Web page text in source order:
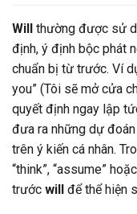
Will
thường được sử
định, ý định bộc phát
chuẩn bị từ trước. Ví
you” (Tôi sẽ mở cửa
quyết định ngay lập
đưa ra những dự
trên ý kiến cá nhân.
“think”, “assume”
trước will để thể hiện